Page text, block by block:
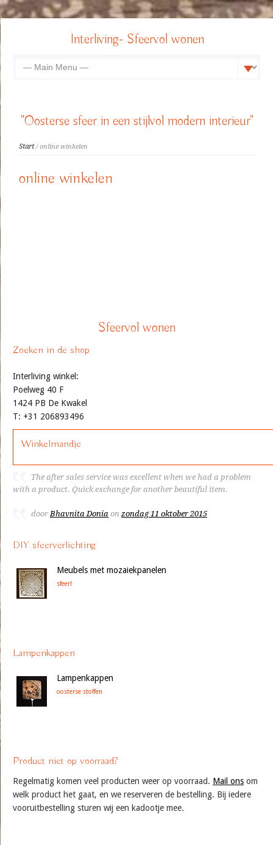
Interliving- Sfeervol wonen
"Oosterse sfeer in een stijlvol modern interieur"
Start/ online winkelen
online winkelen
Sfeervol wonen
Zoeken in de shop
Interliving winkel:
Poelweg 40 F
1424 PB De Kwakel
T: +31 206893496
Winkelmandje
The after sales service was excellent when we had a problem
with a product. Quick exchange for another beautiful item.
doorBhavnita Donia on zondag 11 oktober 2015
DIY sfeerverlichting
Meubels met mozaiekpanelen
sfeer!
Lampenkappen
Lampenkappen
oosterse stoffen
Product niet op voorraad?
Regelmatig komen veel producten weer op voorraad. Mail ons om
welk product het gaat, en we reserveren de bestelling. Bij iedere
vooruitbestelling sturen wij een kadootje mee.